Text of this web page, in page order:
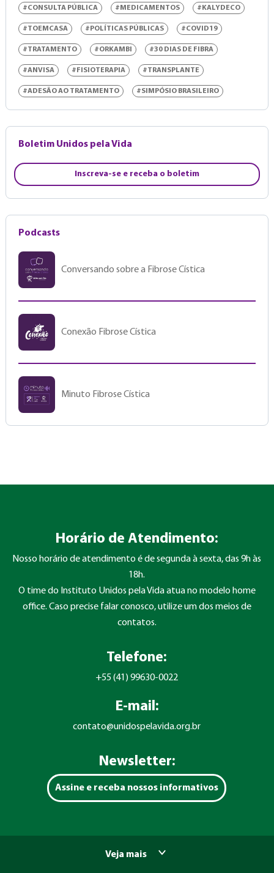
#CONSULTA PÚBLICA #MEDICAMENTOS #KALYDECO
#TOEMCASA #POLÍTICAS PÚBLICAS #COVID19
#TRATAMENTO #ORKAMBI #30 DIAS DE FIBRA
#ANVISA #FISIOTERAPIA #TRANSPLANTE
#ADESÃO AO TRATAMENTO #SIMPÓSIO BRASILEIRO
Boletim Unidos pela Vida
Inscreva-se e receba o boletim
Podcasts
Conversando sobre a Fibrose Cística
Conexão Fibrose Cística
Minuto Fibrose Cística
Horário de Atendimento:
Nosso horário de atendimento é de segunda à sexta, das 9h às
18h.
O time do Instituto Unidos pela Vida atua no modelo home
office. Caso precise falar conosco, utilize um dos meios de
contatos.
Telefone:
+55 (41) 99630-0022
E-mail:
contato@unidospelavida.org.br
Newsletter:
Assine e receba nossos informativos
Veja mais